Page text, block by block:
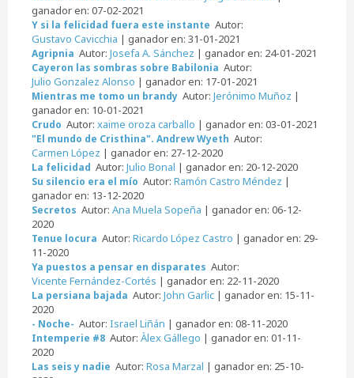
ganador en: 07-02-2021
Y si la felicidad fuera este instante Autor:
Gustavo Cavicchia | ganador en: 31-01-2021
Agripnia Autor: Josefa A. Sánchez | ganador en: 24-01-2021
Cayeron las sombras sobre Babilonia Autor:
Julio Gonzalez Alonso | ganador en: 17-01-2021
Mientras me tomo un brandy Autor: Jerónimo Muñoz |
ganador en: 10-01-2021
Crudo Autor: xaime oroza carballo | ganador en: 03-01-2021
"El mundo de Cristhina". Andrew Wyeth Autor:
Carmen López | ganador en: 27-12-2020
La felicidad Autor: Julio Bonal | ganador en: 20-12-2020
Su silencio era el mío Autor: Ramón Castro Méndez |
ganador en: 13-12-2020
Secretos Autor: Ana Muela Sopeña | ganador en: 06-12-
2020
Tenue locura Autor: Ricardo López Castro | ganador en: 29-
11-2020
Ya puestos a pensar en disparates Autor:
Vicente Fernández-Cortés | ganador en: 22-11-2020
La persiana bajada Autor: John Garlic | ganador en: 15-11-
2020
- Noche- Autor: Israel Liñán | ganador en: 08-11-2020
Intemperie #8 Autor: Àlex Gállego | ganador en: 01-11-
2020
Las seis y nadie Autor: Rosa Marzal | ganador en: 25-10-